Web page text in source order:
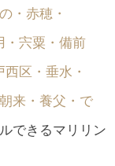
・赤穂・
・宍粟・備前
区・垂水・
来・養父・で゙
できるマリリン